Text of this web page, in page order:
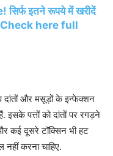
इतने रूपये में खरीदें
Check here full
दांतों और मसूड़ों के इन्फेक्शन
पत्तों को दांतों पर रगड़ने
कई दूसरे टॉक्सिन भी हट
नहीं करना चाहिए.